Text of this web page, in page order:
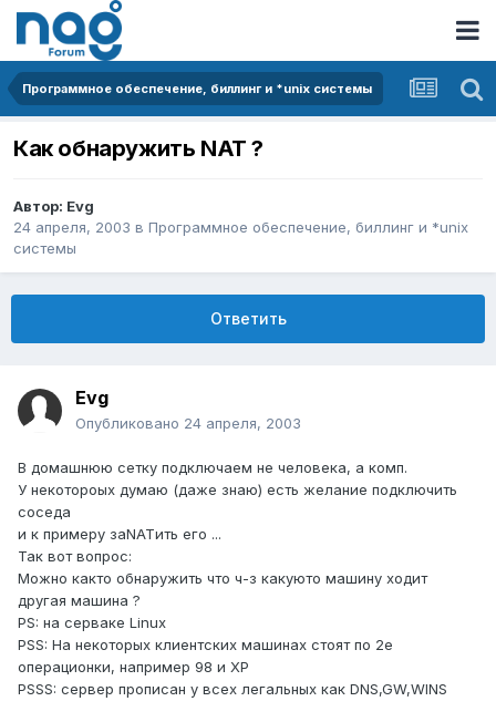
Программное обеспечение, биллинг и *unix системы
Как обнаружить NAT ?
Автор: Evg
24 апреля, 2003 в Программное обеспечение, биллинг и *unix
системы
Ответить
Evg
Опубликовано 24 апреля, 2003
В домашнюю сетку подключаем не человека, а комп.
У некотороых думаю (даже знаю) есть желание подключить
соседа
и к примеру заNATить его ...
Так вот вопрос:
Можно както обнаружить что ч-з какуюто машину ходит
другая машина ?
PS: на серваке Linux
PSS: На некоторых клиентских машинах стоят по 2е
операционки, например 98 и XP
PSSS: сервер прописан у всех легальных как DNS,GW,WINS